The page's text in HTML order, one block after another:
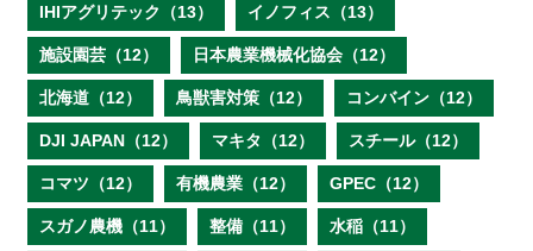
IHIアグリテック（13） イノフィス（13）
施設園芸（12） 日本農業機械化協会（12）
北海道（12） 鳥獣害対策（12） コンバイン（12）
DJI JAPAN（12） マキタ（12） スチール（12）
コマツ（12） 有機農業（12） GPEC（12）
スガノ農機（11） 整備（11） 水稲（11）